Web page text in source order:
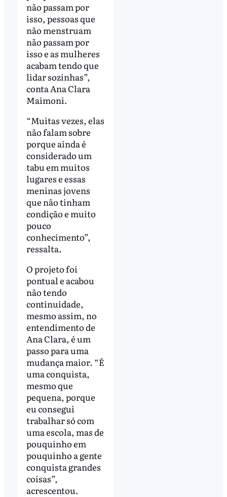
não passam por
isso, pessoas que
não menstruam
não passam por
isso e as mulheres
acabam tendo que
lidar sozinhas”,
conta Ana Clara
Maimoni.
“Muitas vezes, elas
não falam sobre
porque ainda é
considerado um
tabu em muitos
lugares e essas
meninas jovens
que não tinham
condição e muito
pouco
conhecimento”,
ressalta.
O projeto foi
pontual e acabou
não tendo
continuidade,
mesmo assim, no
entendimento de
Ana Clara, é um
passo para uma
mudança maior. “É
uma conquista,
mesmo que
pequena, porque
eu consegui
trabalhar só com
uma escola, mas de
pouquinho em
pouquinho a gente
conquista grandes
coisas”,
acrescentou.